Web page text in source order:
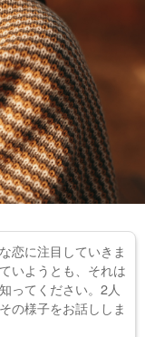
恋に注目していきま
いようとも、それは
ってください。2人
の様子をお話ししま